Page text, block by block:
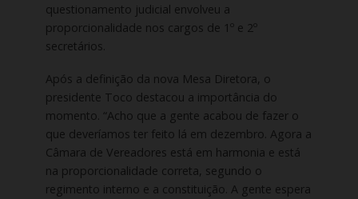
questionamento judicial envolveu a
proporcionalidade nos cargos de 1º e 2º
secretários.
Após a definição da nova Mesa Diretora, o
presidente Toco destacou a importância do
momento. “Acho que a gente acabou de fazer o
que deveríamos ter feito lá em dezembro. Agora a
Câmara de Vereadores está em harmonia e está
na proporcionalidade correta, segundo o
regimento interno e a constituição. A gente espera